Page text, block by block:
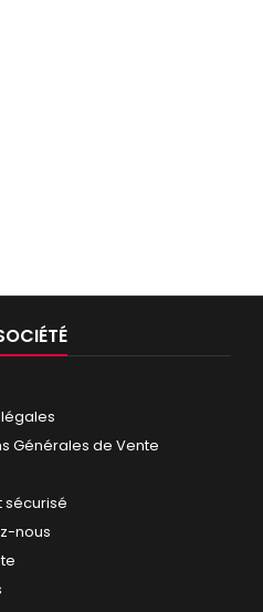
Générales de Vente
sécurisé
nous